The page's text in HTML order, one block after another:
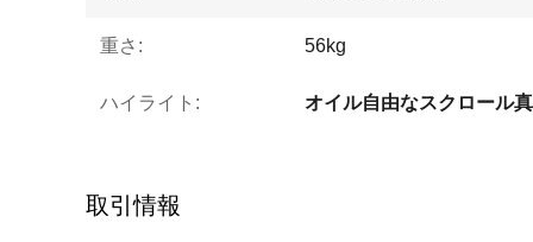
重さ: 56kg
ハイライト: オイル自由なスクロール
取引情報